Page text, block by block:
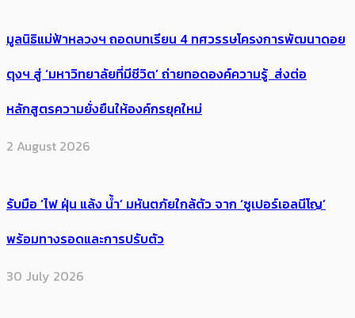
มูลนิธิแม่ฟ้าหลวงฯ ถอดบทเรียน 4 ทศวรรษโครงการพัฒนาดอย
ตุงฯ สู่ ‘มหาวิทยาลัยที่มีชีวิต’ ถ่ายทอดองค์ความรู้ ส่งต่อ
หลักสูตรความยั่งยืนให้องค์กรยุคใหม่
2 August 2026
รับมือ ‘ไฟ ฝุ่น แล้ง น้ำ’ มหันตภัยใกล้ตัว จาก ‘ซูเปอร์เอลนีโญ’
พร้อมทางรอดและการปรับตัว
30 July 2026